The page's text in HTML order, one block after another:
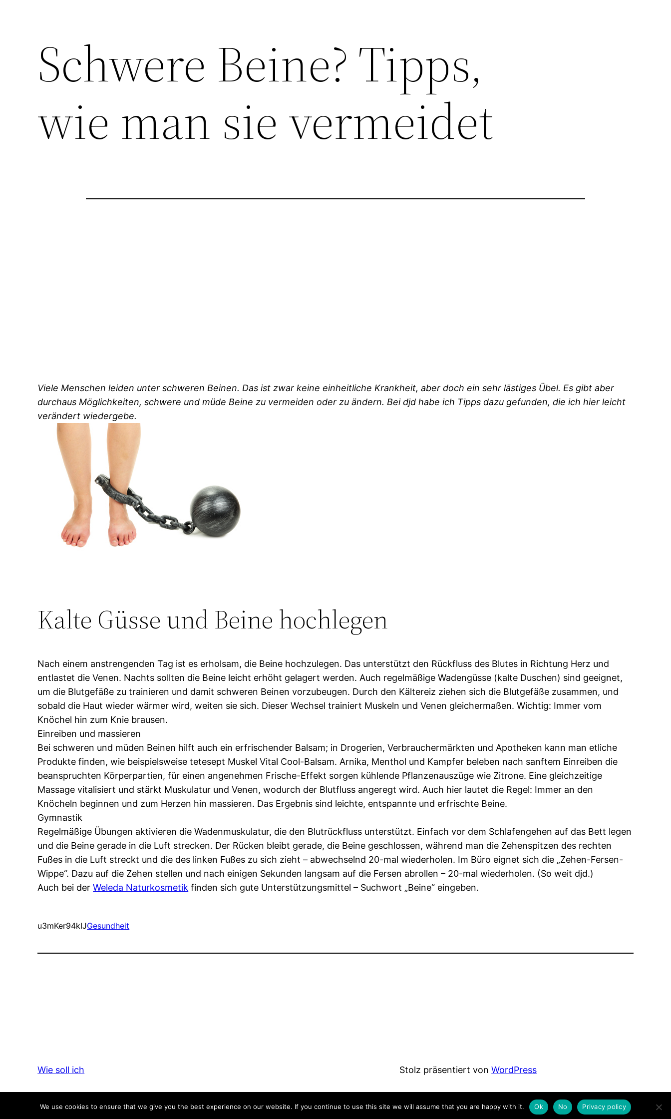
Schwere Beine? Tipps,
wie man sie vermeidet
Viele Menschen leiden unter schweren Beinen. Das ist zwar keine einheitliche Krankheit, aber doch ein sehr lästiges Übel. Es gibt aber
durchaus Möglichkeiten, schwere und müde Beine zu vermeiden oder zu ändern. Bei djd habe ich Tipps dazu gefunden, die ich hier leicht
verändert wiedergebe.
Kalte Güsse und Beine hochlegen
Nach einem anstrengenden Tag ist es erholsam, die Beine hochzulegen. Das unterstützt den Rückfluss des Blutes in Richtung Herz und
entlastet die Venen. Nachts sollten die Beine leicht erhöht gelagert werden. Auch regelmäßige Wadengüsse (kalte Duschen) sind geeignet,
um die Blutgefäße zu trainieren und damit schweren Beinen vorzubeugen. Durch den Kältereiz ziehen sich die Blutgefäße zusammen, und
sobald die Haut wieder wärmer wird, weiten sie sich. Dieser Wechsel trainiert Muskeln und Venen gleichermaßen. Wichtig: Immer vom
Knöchel hin zum Knie brausen.
Einreiben und massieren
Bei schweren und müden Beinen hilft auch ein erfrischender Balsam; in Drogerien, Verbrauchermärkten und Apotheken kann man etliche
Produkte finden, wie beispielsweise tetesept Muskel Vital Cool-Balsam. Arnika, Menthol und Kampfer beleben nach sanftem Einreiben die
beanspruchten Körperpartien, für einen angenehmen Frische-Effekt sorgen kühlende Pflanzenauszüge wie Zitrone. Eine gleichzeitige
Massage vitalisiert und stärkt Muskulatur und Venen, wodurch der Blutfluss angeregt wird. Auch hier lautet die Regel: Immer an den
Knöcheln beginnen und zum Herzen hin massieren. Das Ergebnis sind leichte, entspannte und erfrischte Beine.
Gymnastik
Regelmäßige Übungen aktivieren die Wadenmuskulatur, die den Blutrückfluss unterstützt. Einfach vor dem Schlafengehen auf das Bett legen
und die Beine gerade in die Luft strecken. Der Rücken bleibt gerade, die Beine geschlossen, während man die Zehenspitzen des rechten
Fußes in die Luft streckt und die des linken Fußes zu sich zieht – abwechselnd 20-mal wiederholen. Im Büro eignet sich die „Zehen-Fersen-
Wippe“. Dazu auf die Zehen stellen und nach einigen Sekunden langsam auf die Fersen abrollen – 20-mal wiederholen. (So weit djd.)
Auch bei derWeleda Naturkosmetik finden sich gute Unterstützungsmittel – Suchwort „Beine“ eingeben.
u3mKer94kIJGesundheit
Wie soll ich Stolz präsentiert vonWordPress
We use cookies to ensure that we give you the best experience on our website. If you continue to use this site we will assume that you are happy with it. Ok No Privacy policy